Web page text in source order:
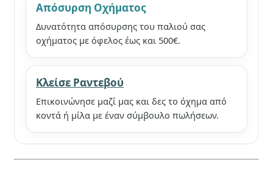
Απόσυρση Οχήματος
Δυνατότητα απόσυρσης του παλιού σας
οχήματος με όφελος έως και 500€.
Κλείσε Ραντεβού
Επικοινώνησε μαζί μας και δες το όχημα από
κοντά ή μίλα με έναν σύμβουλο πωλήσεων.